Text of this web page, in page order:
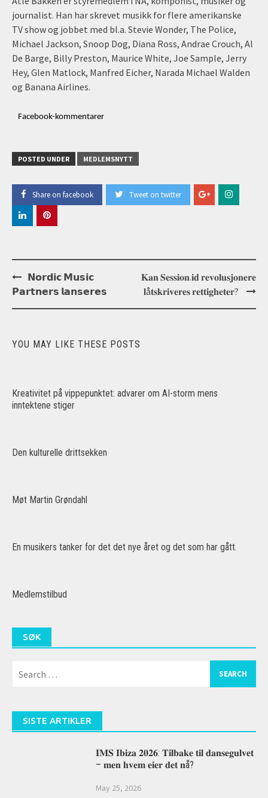
journalist. Han har skrevet musikk for flere amerikanske
TV show og jobbet med bl.a. Stevie Wonder, The Police,
Michael Jackson, Snoop Dog, Diana Ross, Andrae Crouch, Al
De Barge, Billy Preston, Maurice White, Joe Sample, Jerry
Hey, Glen Matlock, Manfred Eicher, Narada Michael Walden
og Banana Airlines.
Facebook-kommentarer
POSTED UNDER MEDLEMSNYTT
Share on facebook Tweet on twitter
Post
navigation
𝗡𝗼𝗿𝗱𝗶𝗰 𝗠𝘂𝘀𝗶𝗰
𝗣𝗮𝗿𝘁𝗻𝗲𝗿𝘀 𝗹𝗮𝗻𝘀𝗲𝗿𝗲𝘀
𝐊𝐚𝐧 𝐒𝐞𝐬𝐬𝐢𝐨𝐧.𝐢𝐝 𝐫𝐞𝐯𝐨𝐥𝐮𝐬𝐣𝐨𝐧𝐞𝐫𝐞
𝐥å𝐭𝐬𝐤𝐫𝐢𝐯𝐞𝐫𝐞𝐬 𝐫𝐞𝐭𝐭𝐢𝐠𝐡𝐞𝐭𝐞𝐫?
YOU MAY LIKE THESE POSTS
Kreativitet på vippepunktet: advarer om AI-storm mens
inntektene stiger
Den kulturelle drittsekken
Møt Martin Grøndahl
En musikers tanker for det det nye året og det som har gått.
Medlemstilbud
SØK
for:
SISTE ARTIKLER
𝐈𝐌𝐒 𝐈𝐛𝐢𝐳𝐚 𝟐𝟎𝟐𝟔: 𝐓𝐢𝐥𝐛𝐚𝐤𝐞 𝐭𝐢𝐥 𝐝𝐚𝐧𝐬𝐞𝐠𝐮𝐥𝐯𝐞𝐭
– 𝐦𝐞𝐧 𝐡𝐯𝐞𝐦 𝐞𝐢𝐞𝐫 𝐝𝐞𝐭 𝐧å?
May 25, 2026